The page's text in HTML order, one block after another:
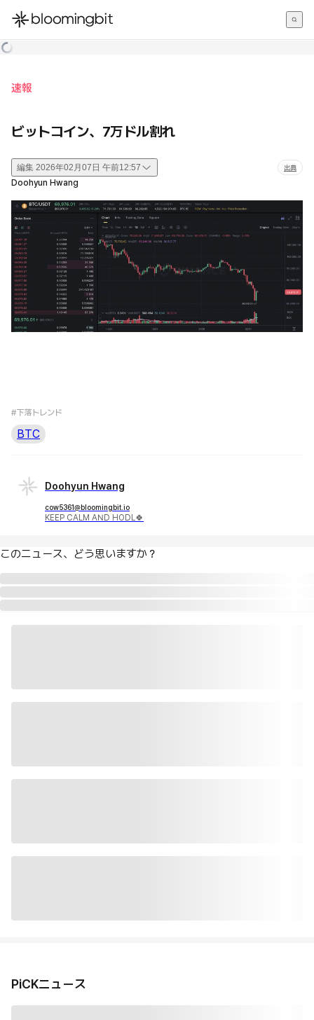
한국어
速報
ビットコイン、7万ドル割れ
編集 2026年02月07日 午前12:57 出典
Doohyun Hwang
#下落トレンド
BTC
Doohyun Hwang
cow5361@bloomingbit.io
KEEP CALM AND HODL🍀
このニュース、どう思いますか？
PiCKニュース